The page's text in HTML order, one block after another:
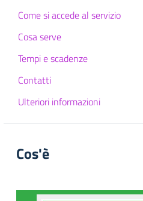
Come si accede al servizio
Cosa serve
Tempi e scadenze
Contatti
Ulteriori informazioni
Cos'è